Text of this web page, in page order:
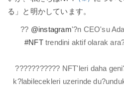
る」と明かしています。
?? @instagram'?n CEO'su
#NFTtrendini aktif olarak
??????????? NFT'leri daha
k?labilecekleri uzerinde